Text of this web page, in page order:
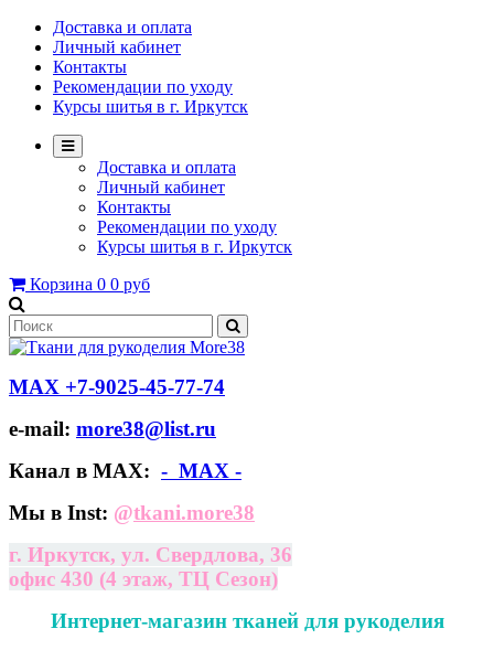
Доставка и оплата
Личный кабинет
Контакты
Рекомендации по уходу
Курсы шитья в г. Иркутск
Доставка и оплата
Личный кабинет
Контакты
Рекомендации по уходу
Курсы шитья в г. Иркутск
Корзина 0 0 руб
МАХ +7-9025-45-77-74
e-mail: more38@list.ru
Канал в МАХ: - МАХ -
Мы в Inst: @tkani.more38
г. Иркутск, ул. Свердлова, 36
офис 430 (4 этаж, ТЦ Сезон)
Интернет-магазин тканей для рукоделия